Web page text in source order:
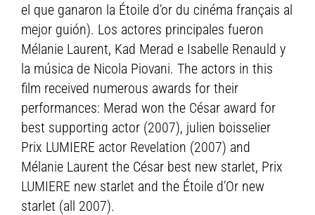
el que ganaron la Étoile d’or du cinéma français al
mejor guión). Los actores principales fueron
Mélanie Laurent, Kad Merad e Isabelle Renauld y
la música de Nicola Piovani. The actors in this
film received numerous awards for their
performances: Merad won the César award for
best supporting actor (2007), julien boisselier
Prix LUMIERE actor Revelation (2007) and
Mélanie Laurent the César best new starlet, Prix
LUMIERE new starlet and the Étoile d’Or new
starlet (all 2007).